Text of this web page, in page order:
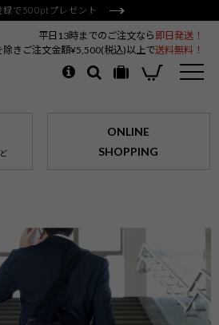
録で500ptプレゼント
平日13時までのご注文なら 即日発送！
除きご注文金額¥5,500(税込)以上で送料無料！
ONLINE
SHOPPING